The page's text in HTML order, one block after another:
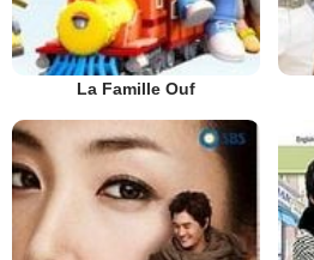
La Famille Ouf